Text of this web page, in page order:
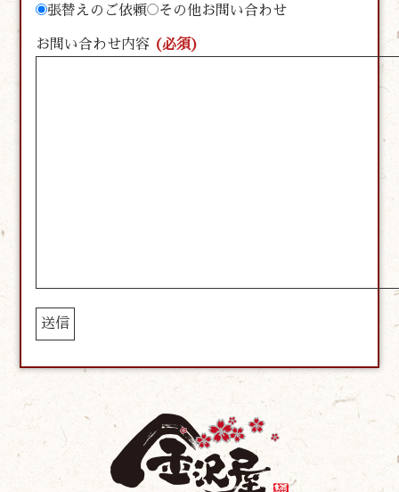
張替えのご依頼
その他お問い合わせ
お問い合わせ内容 (必須)